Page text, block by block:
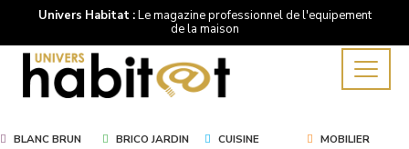
Univers Habitat :Le magazine professionnel de l'equipement
de la maison
BLANC BRUN BRICO JARDIN CUISINE MOBILIER